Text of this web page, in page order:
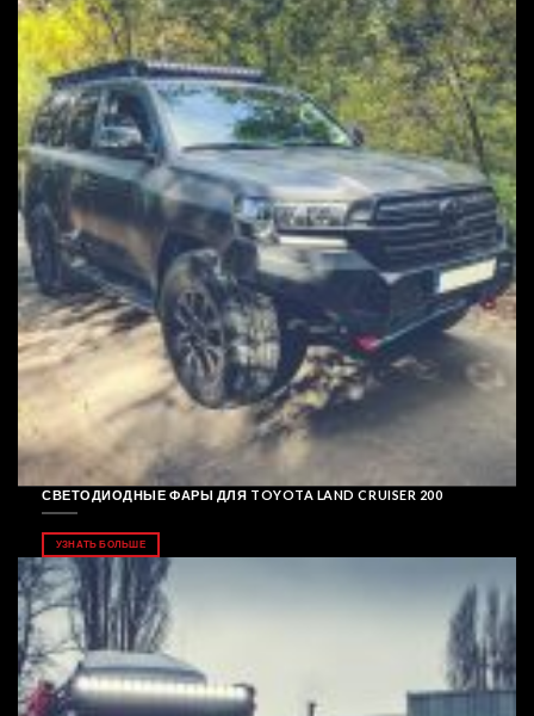
СВЕТОДИОДНЫЕ ФАРЫ ДЛЯ TOYOTA LAND CRUISER 200
УЗНАТЬ БОЛЬШЕ